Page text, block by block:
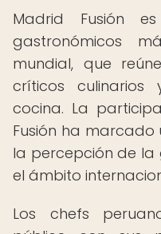
Madrid Fusión
gastronómicos
mundial, que
críticos
cocina. La
Fusión ha marcado
la percepción de
el ámbito
Los chefs